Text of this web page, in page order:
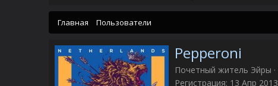
Главная Пользователи
Pepperoni
Почетный житель Эйры ·
Регистрация 13 Апр 2013